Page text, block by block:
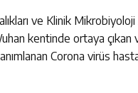
ve Klinik
kentinde ortaya
Corona virüs